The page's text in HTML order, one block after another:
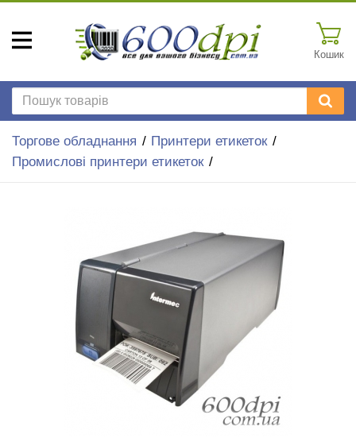
Кошик
Торгове обладнання
Принтери етикеток
Промислові принтери етикеток